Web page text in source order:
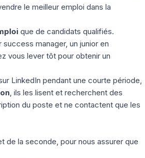
le meilleur emploi dans la
que de candidats qualifiés.
manager, un junior en
vous lever tôt pour obtenir un
LinkedIn pendant une courte période,
, ils les lisent et recherchent des
du poste et ne contactent que les
de la seconde, pour nous assurer que